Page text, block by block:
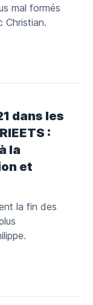
mal formés
Christian.
dans les
:
la
et
la fin des